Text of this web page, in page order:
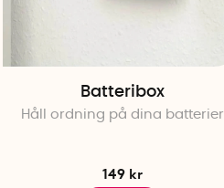
Batteribox
Håll ordning på dina batterier
149 kr